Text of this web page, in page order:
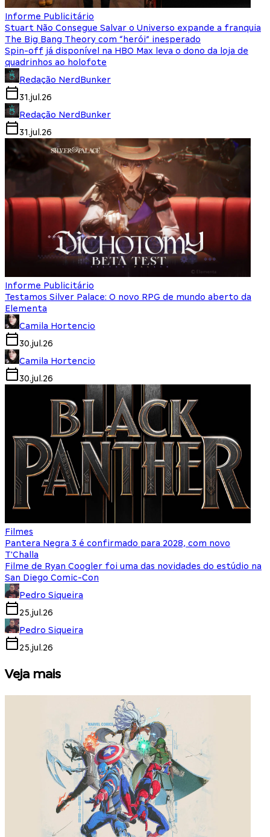
Informe Publicitário
Stuart Não Consegue Salvar o Universo expande a franquia
The Big Bang Theory com “herói” inesperado
Spin-off já disponível na HBO Max leva o dono da loja de
quadrinhos ao holofote
Redação NerdBunker
31.jul.26
Redação NerdBunker
31.jul.26
Informe Publicitário
Testamos Silver Palace: O novo RPG de mundo aberto da
Elementa
Camila Hortencio
30.jul.26
Camila Hortencio
30.jul.26
Filmes
Pantera Negra 3 é confirmado para 2028, com novo
T'Challa
Filme de Ryan Coogler foi uma das novidades do estúdio na
San Diego Comic-Con
Pedro Siqueira
25.jul.26
Pedro Siqueira
25.jul.26
Veja mais